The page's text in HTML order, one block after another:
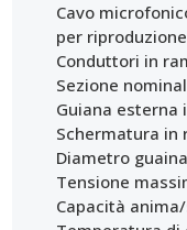
Cavo
per
Conduttori in
Sezione
Guiana esterna
Schermatura in
Diametro
Tensione
Capacità